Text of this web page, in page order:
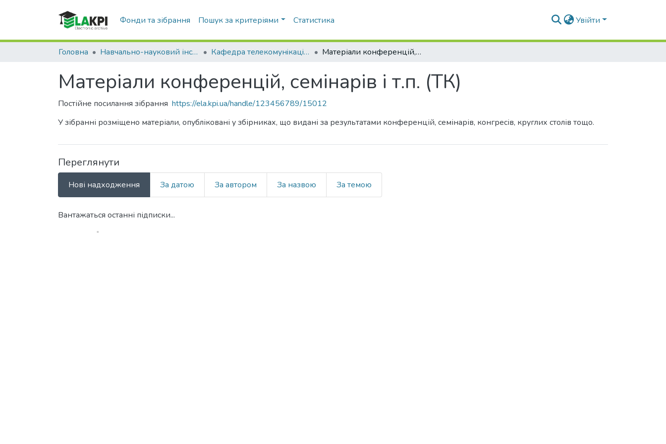
Фонди та зібрання Пошук за критеріями Статистика Увійти
Головна Навчально-науковий інститут телекомунікаційних систем (НН ІТС) Кафедра телекомунiкацiй (ТК) Матеріали конференцій, семінарів і т.п. (ТК)
Матеріали конференцій, семінарів і т.п. (ТК)
Постійне посилання зібрання https://ela.kpi.ua/handle/123456789/15012
У зібранні розміщено матеріали, опубліковані у збірниках, що видані за результатами конференцій, семінарів, конгресів, круглих столів тощо.
Переглянути
Нові надходження За датою За автором За назвою За темою
Вантажаться останні підписки...